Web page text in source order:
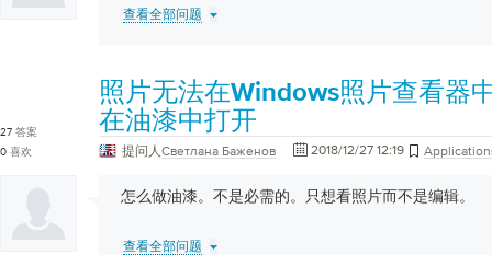
查看全部问题
27 答案
0 喜欢
照片无法在Windows照片查看器
在油漆中打开
提问人Светлана Баженов 2018/12/27 12:19
怎么做油漆。不是必需的。只想看照片而不是编辑。
查看全部问题